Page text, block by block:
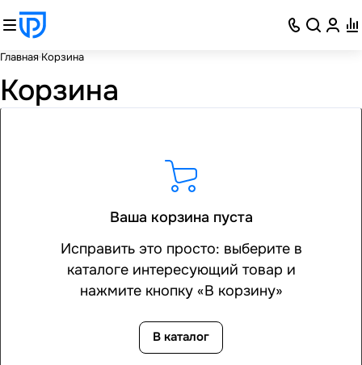
Главная Корзина
Корзина
Ваша корзина пуста
Исправить это просто: выберите в
каталоге интересующий товар и
нажмите кнопку «В корзину»
В каталог